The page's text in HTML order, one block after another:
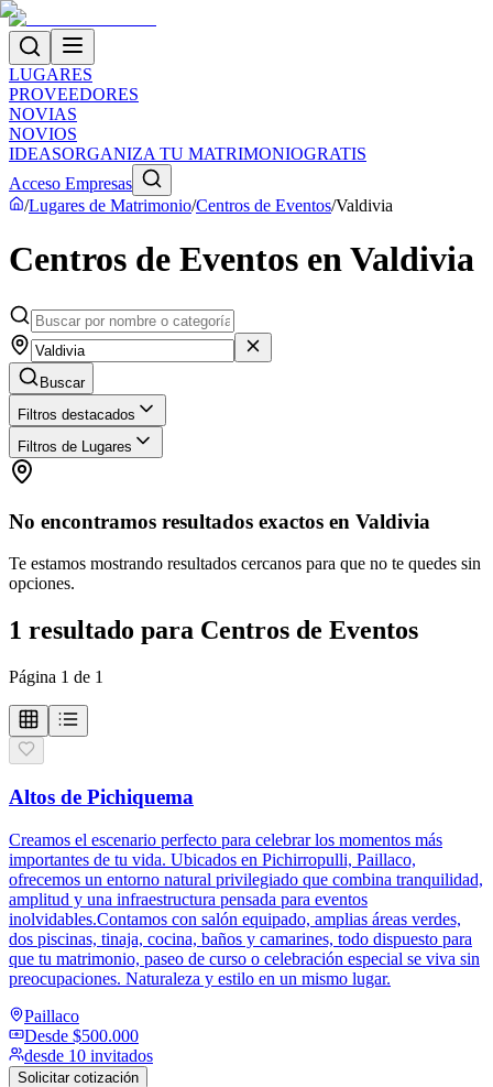
LUGARES
PROVEEDORES
NOVIAS
NOVIOS
IDEASORGANIZA TU MATRIMONIOGRATIS
Acceso Empresas
/Lugares de Matrimonio/Centros de Eventos/Valdivia
Centros de Eventos en Valdivia
Buscar
Filtros destacados
Filtros de Lugares
No encontramos resultados exactos en Valdivia
Te estamos mostrando resultados cercanos para que no te quedes sin
opciones.
1 resultado para Centros de Eventos
Página 1 de 1
Altos de Pichiquema
Creamos el escenario perfecto para celebrar los momentos más
importantes de tu vida. Ubicados en Pichirropulli, Paillaco,
ofrecemos un entorno natural privilegiado que combina tranquilidad,
amplitud y una infraestructura pensada para eventos
inolvidables.Contamos con salón equipado, amplias áreas verdes,
dos piscinas, tinaja, cocina, baños y camarines, todo dispuesto para
que tu matrimonio, paseo de curso o celebración especial se viva sin
preocupaciones. Naturaleza y estilo en un mismo lugar.
Paillaco
Desde $500.000
desde 10 invitados
Solicitar cotización